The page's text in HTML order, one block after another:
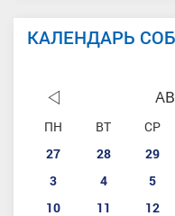
КАЛЕНДАРЬ
ПН ВТ СР
27
28 29
3
4 5
10
11 12